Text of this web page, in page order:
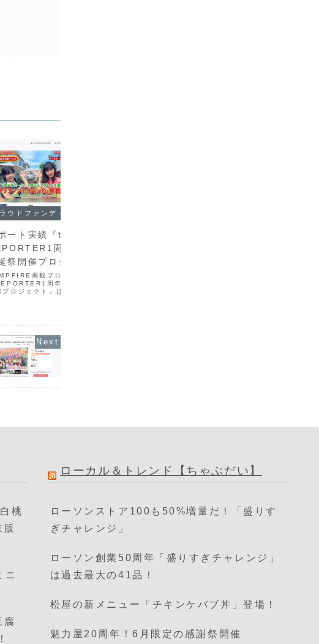
ウドファンディング
ート実績『the下北沢
周年＆アサレン
祭開催プロジェクト』
掲載プロジェクト『the下北
周年＆アサレン生誕祭
プロジェクト』は、『the下北沢
桃
ニ
腐
ローカル＆トレンド【ちゃぶだい】
ローソンストア100も50%増量だ！「盛りす
ぎチャレンジ」
ローソン創業50周年「盛りすぎチャレンジ」
は過去最大の41品！
松屋の新メニュー「チキンケバブ丼」登場！
魁力屋20周年！6月限定の感謝祭開催